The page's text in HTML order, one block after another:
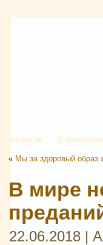
Новости О
« Мы за здоровый образ
В мире
22.06.2018 |